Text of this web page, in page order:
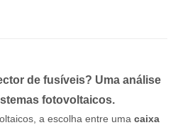
de fusíveis? Uma análise
fotovoltaicos.
a escolha entre uma caixa